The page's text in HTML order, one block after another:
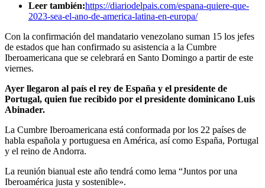
Leer también:https://diariodelpais.com/espana-quiere-que-
2023-sea-el-ano-de-america-latina-en-europa/
Con la confirmación del mandatario venezolano suman 15 los jefes
de estados que han confirmado su asistencia a la Cumbre
Iberoamericana que se celebrará en Santo Domingo a partir de este
viernes.
Ayer llegaron al país el rey de España y el presidente de
Portugal, quien fue recibido por el presidente dominicano Luis
Abinader.
La Cumbre Iberoamericana está conformada por los 22 países de
habla española y portuguesa en América, así como España, Portugal
y el reino de Andorra.
La reunión bianual este año tendrá como lema “Juntos por una
Iberoamérica justa y sostenible».